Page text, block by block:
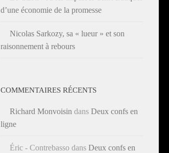
d’une économie de la promesse
Nicolas Sarkozy, sa « lueur » et son
raisonnement à rebours
COMMENTAIRES RÉCENTS
Richard Monvoisin dans Deux confs en
ligne
Éric - Contrebasso dans Deux confs en